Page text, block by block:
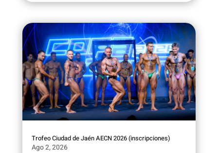
Trofeo Ciudad de Jaén AECN 2026 (inscripciones)
Ago 2, 2026